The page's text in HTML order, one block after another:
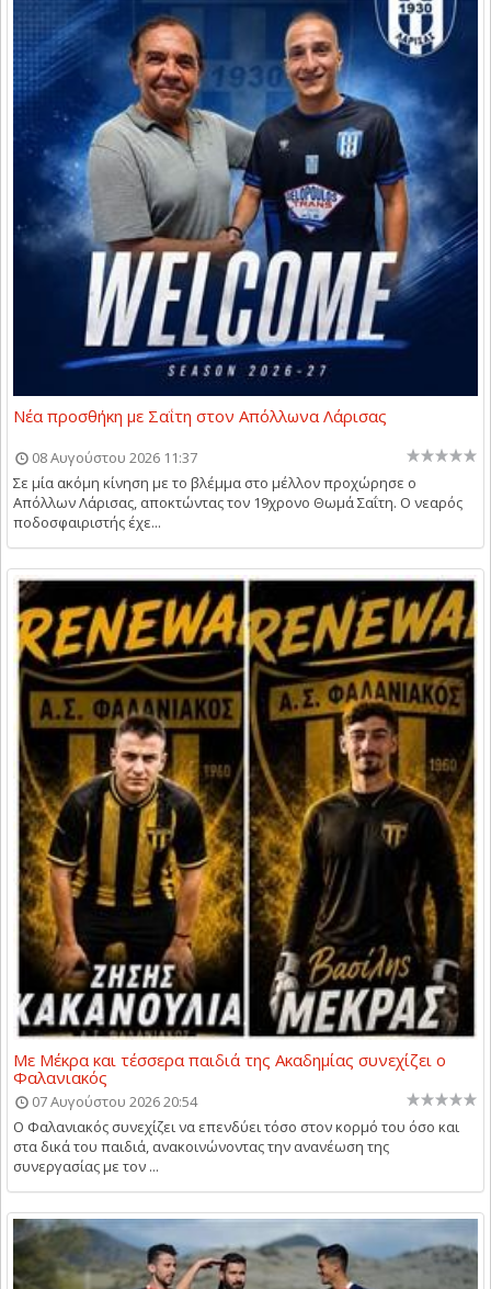
Νέα προσθήκη με Σαΐτη στον Απόλλωνα Λάρισας
08 Αυγούστου 2026 11:37
Σε μία ακόμη κίνηση με το βλέμμα στο μέλλον προχώρησε ο
Απόλλων Λάρισας, αποκτώντας τον 19χρονο Θωμά Σαΐτη. Ο νεαρός
ποδοσφαιριστής έχε...
Με Μέκρα και τέσσερα παιδιά της Ακαδημίας συνεχίζει ο
Φαλανιακός
07 Αυγούστου 2026 20:54
Ο Φαλανιακός συνεχίζει να επενδύει τόσο στον κορμό του όσο και
στα δικά του παιδιά, ανακοινώνοντας την ανανέωση της
συνεργασίας με τον ...